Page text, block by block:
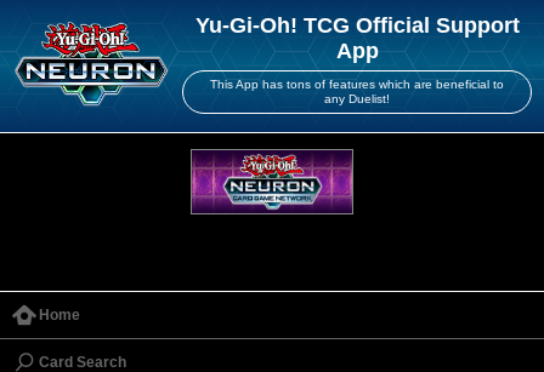
Yu-Gi-Oh! TCG Official Support
App
This App has tons of features which are beneficial to
any Duelist!
Home
Card Search